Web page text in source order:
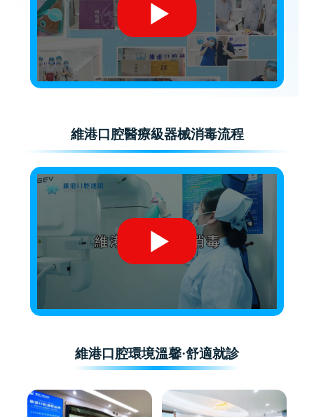
維港口腔醫療級器械消毒流程
維港口腔環境溫馨·舒適就診